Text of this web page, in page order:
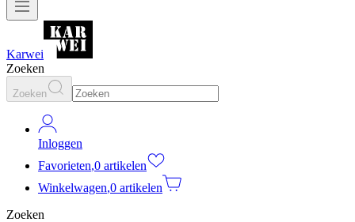
Karwei
Zoeken
Zoeken
Inloggen
Favorieten,0 artikelen
Winkelwagen,0 artikelen
Zoeken